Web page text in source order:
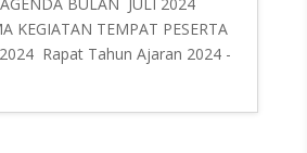
KEGIATAN TEMPAT PESERTA
2024 Rapat Tahun Ajaran 2024 -